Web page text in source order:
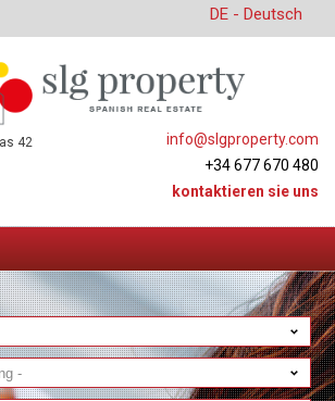
DE - Deutsch
info@slgproperty.com
+34 677 670 480
kontaktieren sie uns
42